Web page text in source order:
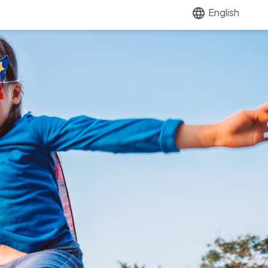
English